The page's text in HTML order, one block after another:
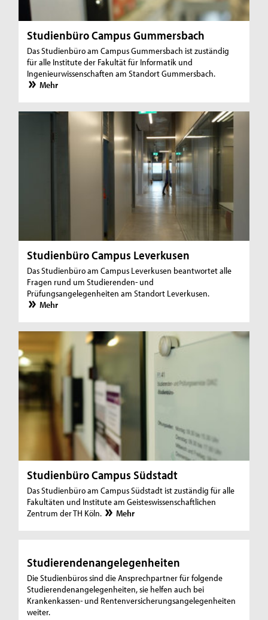
Studienbüro Campus Gummersbach
Das Studienbüro am Campus Gummersbach ist zuständig
für alle Institute der Fakultät für Informatik und
Ingenieurwissenschaften am Standort Gummersbach.
Mehr
Studienbüro Campus Leverkusen
Das Studienbüro am Campus Leverkusen beantwortet alle
Fragen rund um Studierenden- und
Prüfungsangelegenheiten am Standort Leverkusen.
Mehr
Studienbüro Campus Südstadt
Das Studienbüro am Campus Südstadt ist zuständig für alle
Fakultäten und Institute am Geisteswissenschaftlichen
Zentrum der TH Köln.
Mehr
Studierendenangelegenheiten
Die Studienbüros sind die Ansprechpartner für folgende
Studierendenangelegenheiten, sie helfen auch bei
Krankenkassen- und Rentenversicherungsangelegenheiten
weiter.